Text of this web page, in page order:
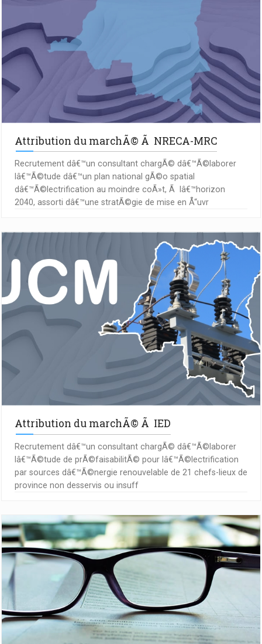
Attribution du marchÃ© Ã NRECA-MRC
Recrutement dâ€™un consultant chargÃ© dâ€™Ã©laborer
lâ€™Ã©tude dâ€™un plan national gÃ©o spatial
dâ€™Ã©lectrification au moindre coÃ»t, Ã lâ€™horizon
2040, assorti dâ€™une stratÃ©gie de mise en Å“uvr
Attribution du marchÃ© Ã IED
Recrutement dâ€™un consultant chargÃ© dâ€™Ã©laborer
lâ€™Ã©tude de prÃ©faisabilitÃ© pour lâ€™Ã©lectrification
par sources dâ€™Ã©nergie renouvelable de 21 chefs-lieux de
province non desservis ou insuff